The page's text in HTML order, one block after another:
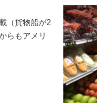
（貨物船が2
らもアメリ